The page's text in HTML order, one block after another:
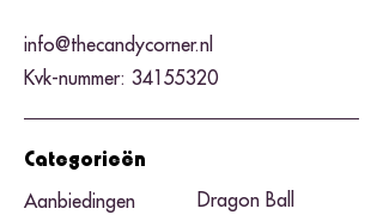
info@thecandycorner.nl
Kvk-nummer: 34155320
Categorieën
Aanbiedingen
Dragon Ball